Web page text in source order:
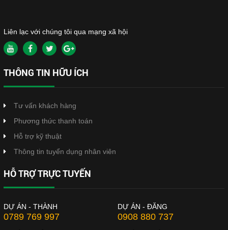
Liên lạc với chúng tôi qua mạng xã hội
THÔNG TIN HỮU ÍCH
Tư vấn khách hàng
Phương thức thanh toán
Hỗ trợ kỹ thuật
Thông tin tuyển dụng nhân viên
HỖ TRỢ TRỰC TUYẾN
DỰ ÁN - THÀNH
0789 769 997
DỰ ÁN - ĐĂNG
0908 880 737